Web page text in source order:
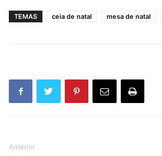
TEMAS ceia de natal mesa de natal
Anterior